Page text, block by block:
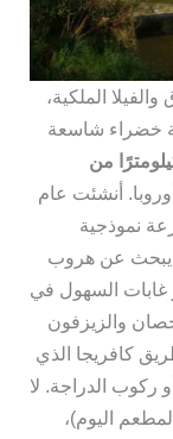
الملكية،
خضراء شاسعة
كيلومترًا من
أنشئت عام
نموذجية
يبحث عن هروب
غابات السهول في
والزيزفون
كافريجا الذي
أو ركوب الدراجة. لا
اليوم)،